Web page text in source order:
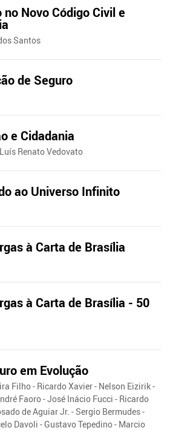
Novo Código Civil e
Santos
de Seguro
e Cidadania
Renato Vedovato
ao Universo Infinito
à Carta de Brasília
à Carta de Brasília - 50
em Evolução
Filho - Ricardo Xavier - Nelson Eizirik -
Faoro - José Inácio Fucci - Ricardo
de Aguiar Jr. - Sergio Bermudes -
Davoli - Gustavo Tepedino - Marcio